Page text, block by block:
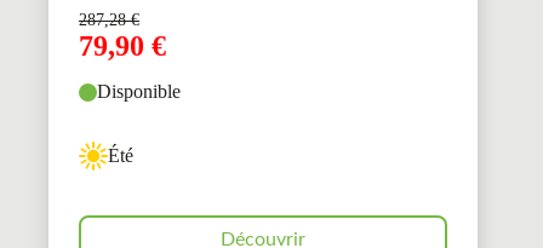
287,28€
79,90 €
Disponible
Été
Découvrir